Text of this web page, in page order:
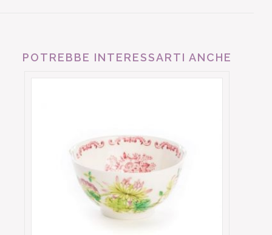
POTREBBE INTERESSARTI ANCHE